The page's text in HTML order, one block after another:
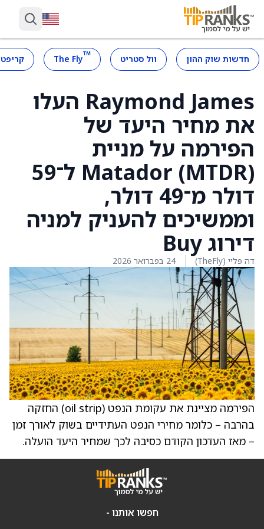
חדשות שוק ההון וול סטריט ™
The Fly
Raymond James העלו
את מחיר היעד של
הפירמה על מניית
Matador (MTDR) ל־59
דולר מ־49 דולר,
וממשיכים להעניק למניה
דירוג Buy
דה פליי (TheFly) 24 בפברואר 2026
הפירמה מציינת את עקומת הנפט (oil strip) החזקה
בהרבה – כלומר מחירי הנפט העתידיים בשוק לאורך זמן
– מאז העדכון הקודם כסיבה לכך שמחיר היעד הועלה.
חפשו אותנו -